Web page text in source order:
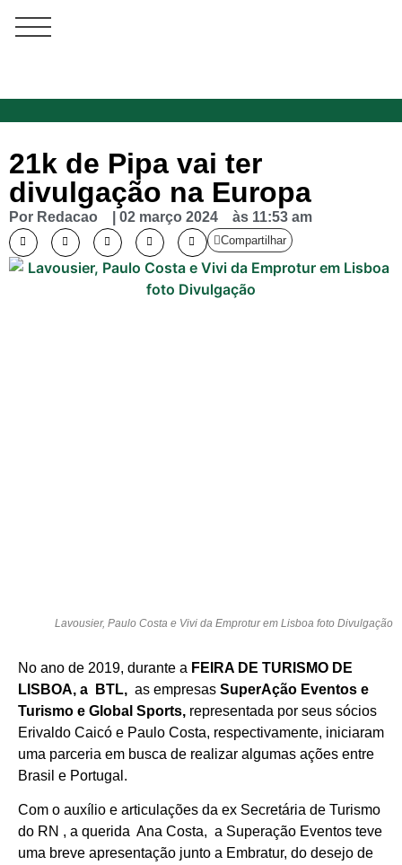
21k de Pipa vai ter
divulgação na Europa
Por Redacao 02 março 2024 às 11:53 am
Compartilhar
Lavousier, Paulo Costa e Vivi da Emprotur em Lisboa foto Divulgação
No ano de 2019, durante a FEIRA DE TURISMO DE
LISBOA, a BTL, as empresas SuperAção Eventos e
Turismo e Global Sports, representada por seus sócios
Erivaldo Caicó e Paulo Costa, respectivamente, iniciaram
uma parceria em busca de realizar algumas ações entre
Brasil e Portugal.
Com o auxílio e articulações da ex Secretária de Turismo
do RN , a querida Ana Costa, a Superação Eventos teve
uma breve apresentação junto a Embratur, do desejo de